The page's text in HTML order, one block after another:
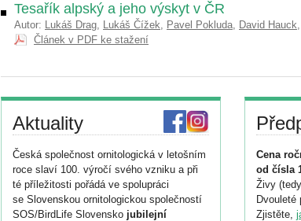
Tesařík alpský a jeho výskyt v ČR
Autor: Lukáš Drag, Lukáš Čížek, Pavel Pokluda, David Hauck,
Článek v PDF ke stažení
Aktuality
Česká společnost ornitologická v letošním
roce slaví 100. výročí svého vzniku a při
té příležitosti pořádá ve spolupráci
se Slovenskou ornitologickou společností
SOS/BirdLife Slovensko jubilejní
Cena
od čísla
Živy
Dvouleté
Zjistěte,